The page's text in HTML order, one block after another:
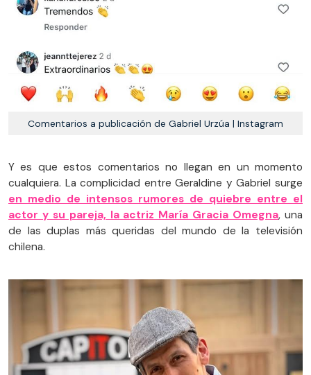
Comentarios a publicación de Gabriel Urzúa | Instagram
Y es que estos comentarios no llegan en un momento
cualquiera. La complicidad entre Geraldine y Gabriel surge
en medio de intensos rumores de quiebre entre el
actor y su pareja, la actriz María Gracia Omegna, una
de las duplas más queridas del mundo de la televisión
chilena.